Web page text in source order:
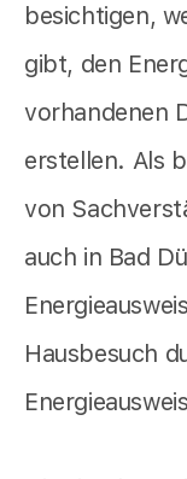
besichtigen,
gibt, den
vorhandenen
erstellen. Als
von
auch in Bad
Hausbesuch